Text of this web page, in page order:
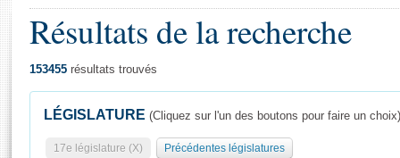
Général
Résultats de la recherche
153455 résultats trouvés
LÉGISLATURE (Cliquez sur l'un des boutons pour faire un choix)
17e législature (X) Précédentes législatures